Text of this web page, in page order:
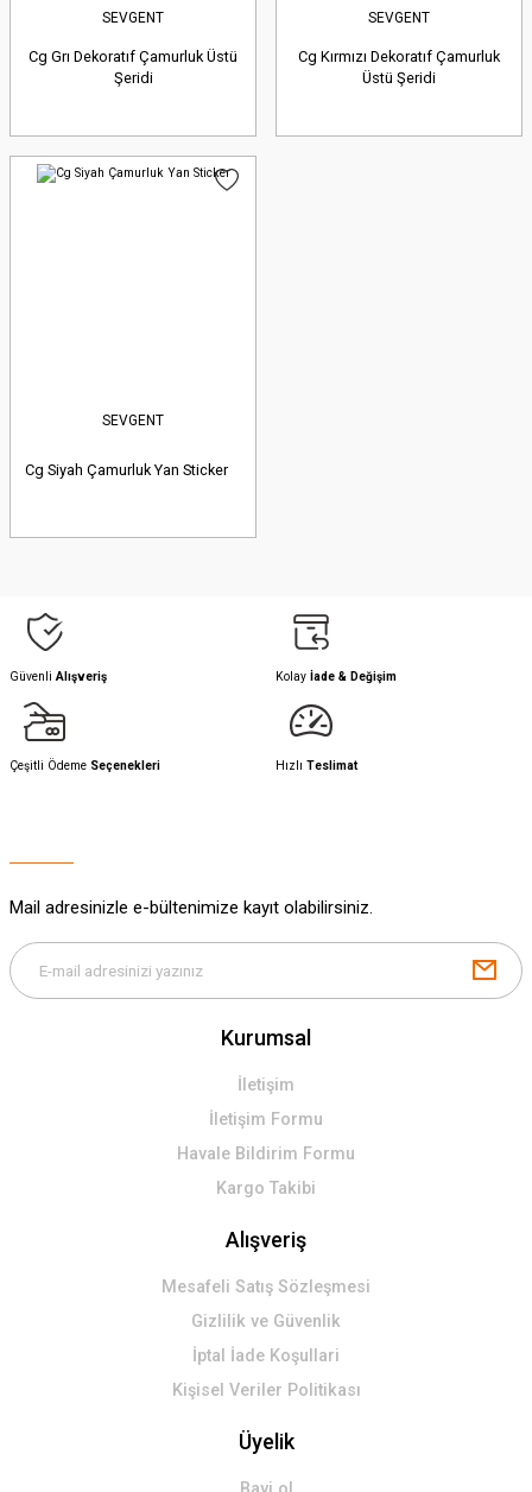
SEVGENT
Cg Grı Dekoratıf Çamurluk Üstü
Şeridi
SEVGENT
Cg Kırmızı Dekoratıf Çamurluk
Üstü Şeridi
SEVGENT
Cg Siyah Çamurluk Yan Sticker
Güvenli Alışveriş Kolay İade & Değişim
Çeşitli Ödeme Seçenekleri Hızlı Teslimat
Mail adresinizle e-bültenimize kayıt olabilirsiniz.
Kurumsal
İletişim
İletişim Formu
Havale Bildirim Formu
Kargo Takibi
Alışveriş
Mesafeli Satış Sözleşmesi
Gizlilik ve Güvenlik
İptal İade Koşullari
Kişisel Veriler Politikası
Üyelik